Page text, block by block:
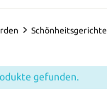
Schönheitsgerichte
gefunden.